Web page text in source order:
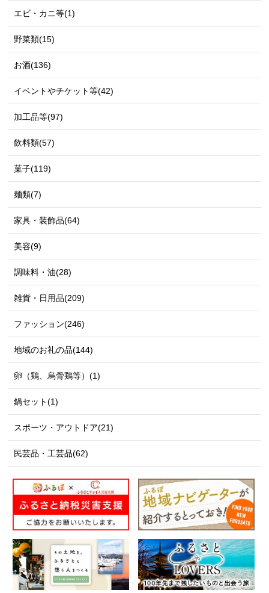
エビ・カニ等(1)
野菜類(15)
お酒(136)
イベントやチケット等(42)
加工品等(97)
飲料類(57)
菓子(119)
麺類(7)
家具・装飾品(64)
美容(9)
調味料・油(28)
雑貨・日用品(209)
ファッション(246)
地域のお礼の品(144)
卵（鶏、烏骨鶏等）(1)
鍋セット(1)
スポーツ・アウトドア(21)
民芸品・工芸品(62)